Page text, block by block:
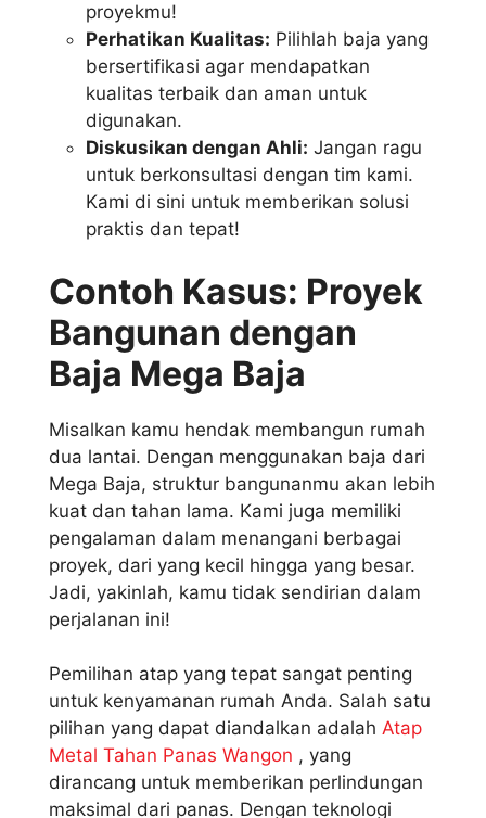
proyekmu!
Perhatikan Kualitas: Pilihlah baja yang
bersertifikasi agar mendapatkan
kualitas terbaik dan aman untuk
digunakan.
Diskusikan dengan Ahli: Jangan ragu
untuk berkonsultasi dengan tim kami.
Kami di sini untuk memberikan solusi
praktis dan tepat!
Contoh Kasus: Proyek
Bangunan dengan
Baja Mega Baja
Misalkan kamu hendak membangun rumah
dua lantai. Dengan menggunakan baja dari
Mega Baja, struktur bangunanmu akan lebih
kuat dan tahan lama. Kami juga memiliki
pengalaman dalam menangani berbagai
proyek, dari yang kecil hingga yang besar.
Jadi, yakinlah, kamu tidak sendirian dalam
perjalanan ini!
Pemilihan atap yang tepat sangat penting
untuk kenyamanan rumah Anda. Salah satu
pilihan yang dapat diandalkan adalah Atap
Metal Tahan Panas Wangon , yang
dirancang untuk memberikan perlindungan
maksimal dari panas. Dengan teknologi